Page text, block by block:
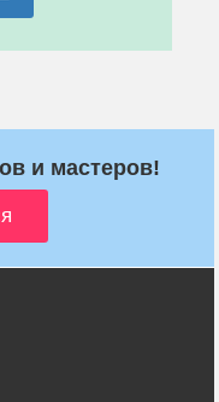
и мастеров!